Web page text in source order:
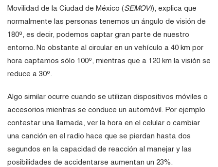
Movilidad de la Ciudad de México (SEMOVI), explica que
normalmente las personas tenemos un ángulo de visión de
180º, es decir, podemos captar gran parte de nuestro
entorno. No obstante al circular en un vehículo a 40 km por
hora captamos sólo 100º, mientras que a 120 km la visión se
reduce a 30º.
Algo similar ocurre cuando se utilizan dispositivos móviles o
accesorios mientras se conduce un automóvil. Por ejemplo
contestar una llamada, ver la hora en el celular o cambiar
una canción en el radio hace que se pierdan hasta dos
segundos en la capacidad de reacción al manejar y las
posibilidades de accidentarse aumentan un 23%.